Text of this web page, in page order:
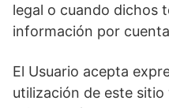
legal o cuando dichos
información por
El Usuario acepta
utilización de este